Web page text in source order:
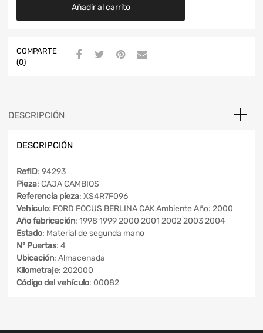
Añadir al carrito
COMPARTE
(0)
DESCRIPCIÓN
DESCRIPCIÓN
RefID: 94293
Pieza: CAJA CAMBIOS
Referencia pieza: XS4R7F096
Vehículo: FORD FOCUS BERLINA CAK Ambiente Año: 2000
Año fabricación: 1998 1999 2000 2001 2002 2003 2004
Estado: Material de segunda mano
Nº Puertas: 4
Ubicación: Almacenada
Kilometraje: 202000
Código del vehículo: 00082